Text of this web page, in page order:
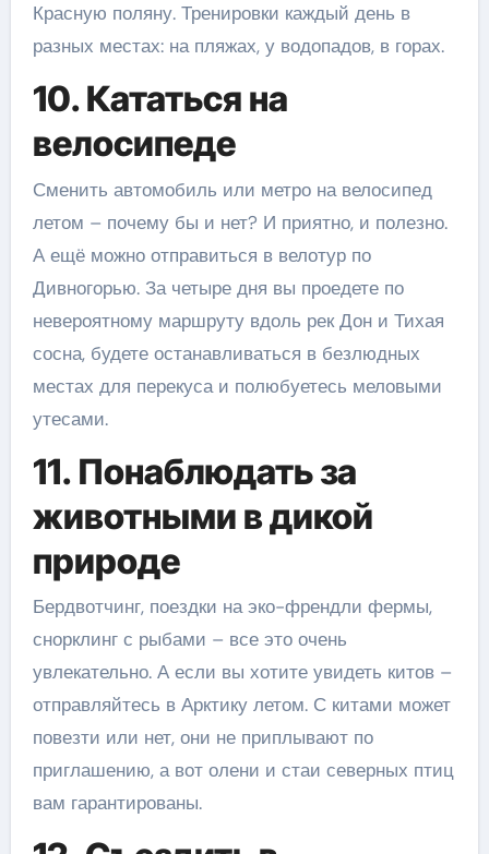
Красную поляну. Тренировки каждый день в
разных местах: на пляжах, у водопадов, в горах.
10. Кататься на
велосипеде
Сменить автомобиль или метро на велосипед
летом – почему бы и нет? И приятно, и полезно.
А ещё можно отправиться в велотур по
Дивногорью. За четыре дня вы проедете по
невероятному маршруту вдоль рек Дон и Тихая
сосна, будете останавливаться в безлюдных
местах для перекуса и полюбуетесь меловыми
утесами.
11. Понаблюдать за
животными в дикой
природе
Бердвотчинг, поездки на эко-френдли фермы,
снорклинг с рыбами – все это очень
увлекательно. А если вы хотите увидеть китов –
отправляйтесь в Арктику летом. С китами может
повезти или нет, они не приплывают по
приглашению, а вот олени и стаи северных птиц
вам гарантированы.